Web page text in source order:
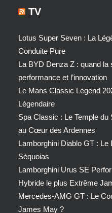
TV
Lotus Super Seven : La
Conduite Pure
La BYD Denza Z : quand
performance et l’innovation
Le Mans Classic Legend
Légendaire
Spa Classic : Le Temple
au Cœur des Ardennes
Lamborghini Diablo GT :
Séquoias
Lamborghini Urus SE
Hybride le plus Extrême
Mercedes-AMG GT : Le
James May ?